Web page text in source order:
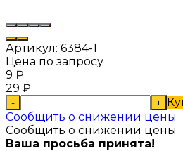
Артикул: 6384-1
Цена по запросу
9 ₽
29 ₽
- +
Сообщить о снижении цены
Сообщить о снижении цены
Ваша просьба принята!